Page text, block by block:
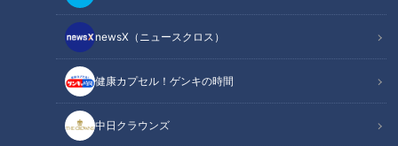
newsX（ニュースクロス）
健康カプセル！ゲンキの時間
中日クラウンズ
情は、恋か、それとも――？
2025/06/25 06:03